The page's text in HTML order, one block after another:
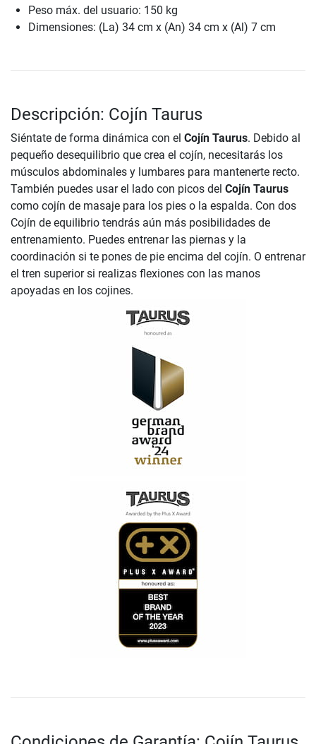
Peso máx. del usuario: 150 kg
Dimensiones: (La) 34 cm x (An) 34 cm x (Al) 7 cm
Descripción: Cojín Taurus
Siéntate de forma dinámica con el Cojín Taurus. Debido al
pequeño desequilibrio que crea el cojín, necesitarás los
músculos abdominales y lumbares para mantenerte recto.
También puedes usar el lado con picos del Cojín Taurus
como cojín de masaje para los pies o la espalda. Con dos
Cojín de equilibrio tendrás aún más posibilidades de
entrenamiento. Puedes entrenar las piernas y la
coordinación si te pones de pie encima del cojín. O entrenar
el tren superior si realizas flexiones con las manos
apoyadas en los cojines.